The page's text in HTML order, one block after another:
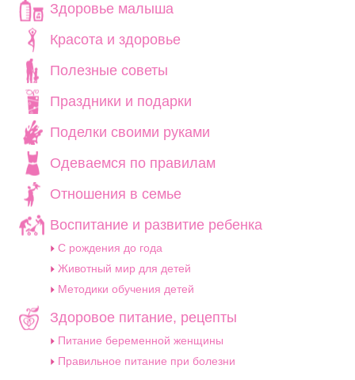
Здоровье малыша
Красота и здоровье
Полезные советы
Праздники и подарки
Поделки своими руками
Одеваемся по правилам
Отношения в семье
Воспитание и развитие ребенка
C рождения до года
Животный мир для детей
Методики обучения детей
Здоровое питание, рецепты
Питание беременной женщины
Правильное питание при болезни